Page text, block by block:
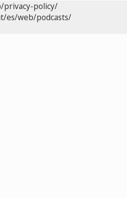
privacy-policy/
es/web/podcasts/